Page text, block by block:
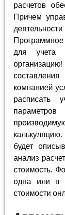
расчетов
Причем
для учета
организацию!
компанией
расписать
будет
анализ
стоимость.
одна или в
стоимости